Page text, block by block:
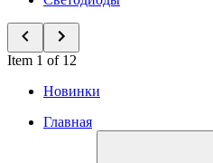
Item 1 of 12
Новинки
Главная